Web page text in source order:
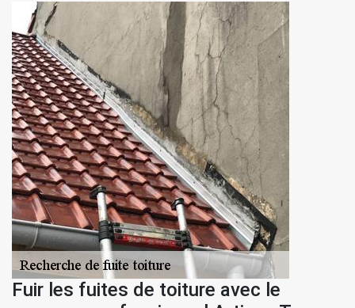
Fuir les fuites de toiture avec le